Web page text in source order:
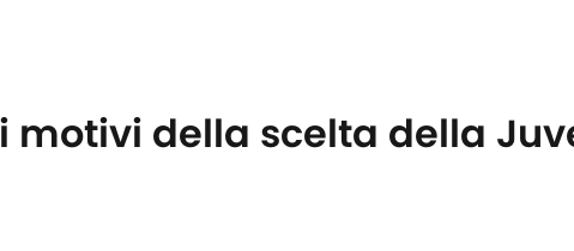
motivi della scelta della